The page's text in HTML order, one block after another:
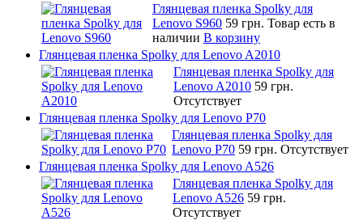
Глянцевая пленка Spolky для
Lenovo S960 59 грн. Товар есть в
наличии В корзину
Глянцевая пленка Spolky для Lenovo A2010
Глянцевая пленка Spolky для
Lenovo A2010 59 грн.
Отсутствует
Глянцевая пленка Spolky для Lenovo P70
Глянцевая пленка Spolky для
Lenovo P70 59 грн. Отсутствует
Глянцевая пленка Spolky для Lenovo A526
Глянцевая пленка Spolky для
Lenovo A526 59 грн.
Отсутствует